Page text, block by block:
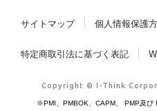
サイトマップ 個人情報保護
特定商取引法に基づく表記
Copyright © I-Think
※PMI、PMBOK、CAPM、 PMP及び